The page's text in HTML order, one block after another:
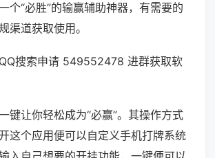
个“必胜”的输赢辅助神器，有需要的
渠道获取使用。
搜索申请 549552478 进群获取软
键让你轻松成为“必赢”。其操作方式
这个应用便可以自定义手机打牌系统